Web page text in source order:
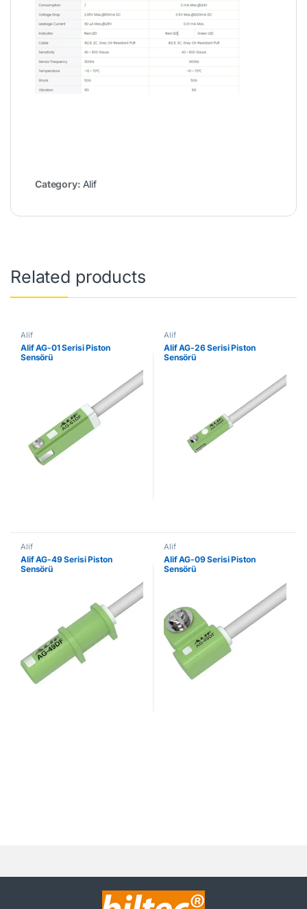
Category: Alif
Related products
Alif
Alif AG-01 Serisi Piston
Sensörü
Alif
Alif AG-26 Serisi Piston
Sensörü
Alif
Alif AG-49 Serisi Piston
Sensörü
Alif
Alif AG-09 Serisi Piston
Sensörü